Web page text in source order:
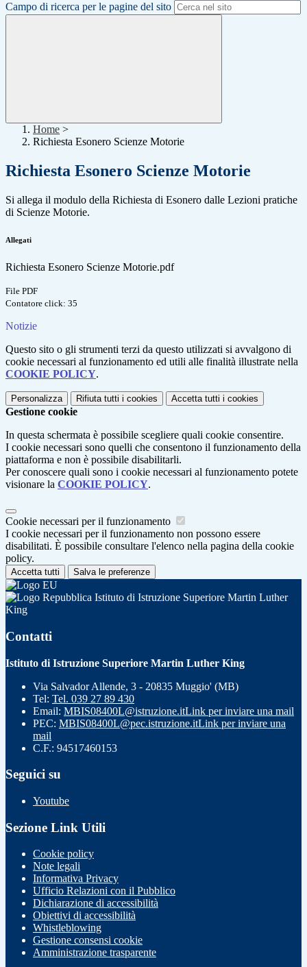
Campo di ricerca per le pagine del sito
Home >
Richiesta Esonero Scienze Motorie
Richiesta Esonero Scienze Motorie
Si allega il modulo della Richiesta di Esonero dalle Lezioni pratiche
di Scienze Motorie.
Allegati
Richiesta Esonero Scienze Motorie.pdf
File PDF
Contatore click: 35
Notizie
Questo sito o gli strumenti terzi da questo utilizzati si avvalgono di
cookie necessari al funzionamento ed utili alle finalità illustrate nella
COOKIE POLICY.
Personalizza Rifiuta tutti i cookies Accetta tutti i cookies
Gestione cookie
In questa schermata è possibile scegliere quali cookie consentire.
I cookie necessari sono quelli che consentono il funzionamento della
piattaforma e non è possibile disabilitarli.
Per conoscere quali sono i cookie necessari al funzionamento potete
visionare la COOKIE POLICY.
Cookie necessari per il funzionamento
I cookie necessari per il funzionamento non possono essere
disabilitati. È possibile consultare l'elenco nella pagina della cookie
policy.
Accetta tutti Salva le preferenze
Istituto di Istruzione Superiore Martin Luther
King
Contatti
Istituto di Istruzione Superiore Martin Luther King
Via Salvador Allende, 3 - 20835 Muggio' (MB)
Tel: Tel. 039 27 89 430
Email: MBIS08400L@istruzione.itLink per inviare una mail
PEC: MBIS08400L@pec.istruzione.itLink per inviare una
mail
C.F.: 94517460153
Seguici su
Youtube
Sezione Link Utili
Cookie policy
Note legali
Informativa Privacy
Ufficio Relazioni con il Pubblico
Dichiarazione di accessibilità
Obiettivi di accessibilità
Whistleblowing
Gestione consensi cookie
Amministrazione trasparente